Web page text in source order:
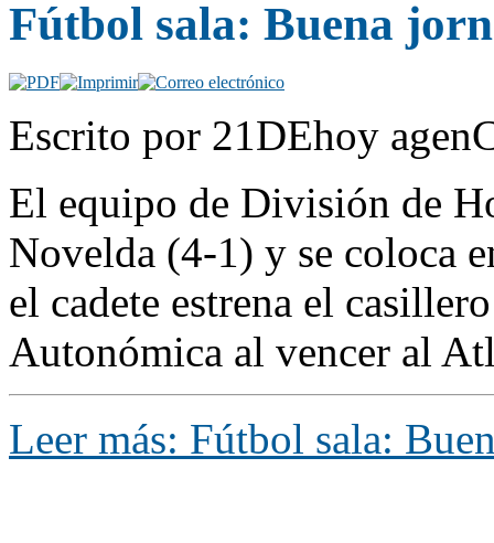
Fútbol sala: Buena
Escrito por 21DEhoy
El equipo de División de
Novelda (4-1) y se coloca
el cadete estrena el
Autonómica al vencer al
Leer más: Fútbol sala: